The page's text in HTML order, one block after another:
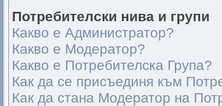
Потребителски нива и групи
Какво е Администратор?
Какво е Модератор?
Какво е Потребителска Група?
Как да се присъединя към
Как да стана Модератор на